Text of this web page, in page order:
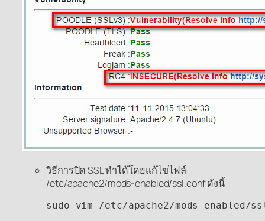
วิธีการปิด SSL ทำได้โดยแก้ไขไฟล์
/etc/apache2/mods-enabled/ssl.conf ดังนี้
sudo vim /etc/apache2/mods-enabled/